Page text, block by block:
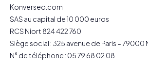
Konverseo.com
SAS au capital de 10 000 euros
RCS Niort 824 422 760
Siège social : 325 avenue de Paris – 79000
N° de téléphone : 05 79 68 02 08